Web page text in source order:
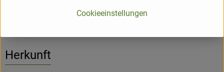
Herkunft
Cookieeinstellungen